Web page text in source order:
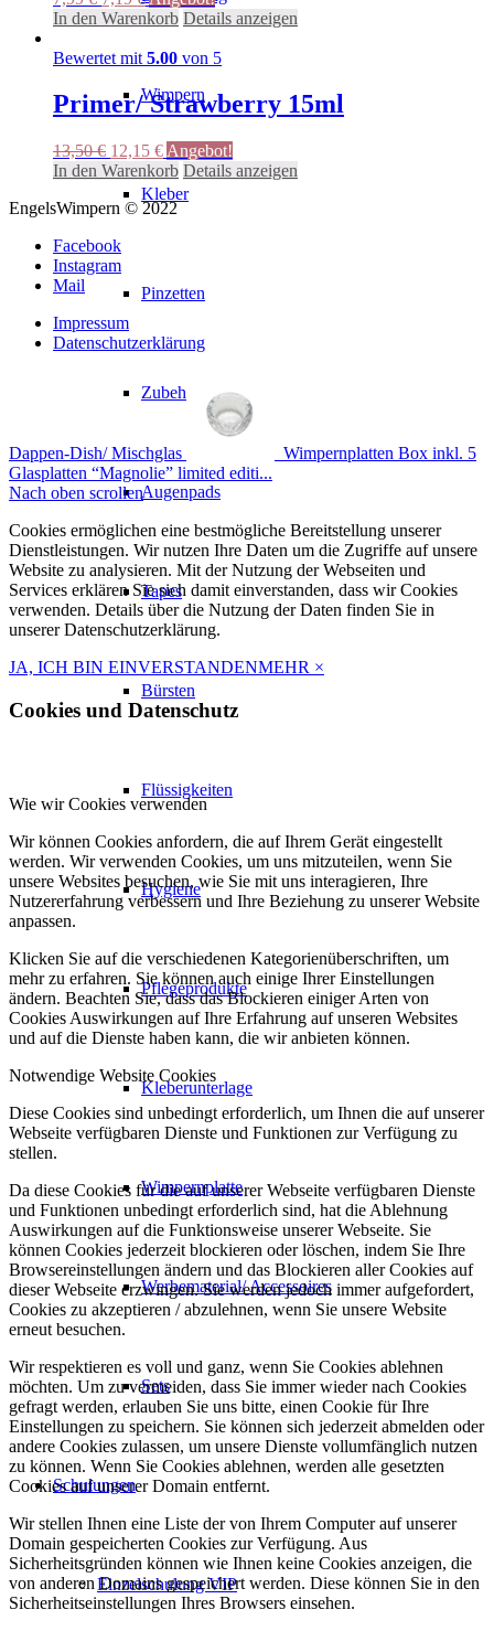
Wimpern
Kleber
Pinzetten
Zubehör
Augenpads
Tapes
Bürsten
Flüssigkeiten
Hygiene
Pflegeprodukte
Kleberunterlage
Wimpernplatte
Werbematerial/ Accessoires
Sets
Schulungen
Einzelschulung VIP
können
auf
der
Produktseite
gewählt
werden
Preis
7,99 €
Preis
7,19 €.
In den Warenkorb Details anzeigen
Bewertet mit 5.00 von 5
Primer/ Strawberry 15ml
13,50€ Ursprünglicher
Preis
war:
13,50 €
12,15 €Aktueller
Preis
ist:
12,15 €.
Angebot!
In den Warenkorb Details anzeigen
EngelsWimpern © 2022
Facebook
Instagram
Mail
Impressum
Datenschutzerklärung
Dappen-Dish/ Mischglas
Wimpernplatten Box inkl. 5
Glasplatten “Magnolie” limited editi...
Nach oben scrollen
Cookies ermöglichen eine bestmögliche Bereitstellung unserer
Dienstleistungen. Wir nutzen Ihre Daten um die Zugriffe auf unsere
Website zu analysieren. Mit der Nutzung der Webseiten und
Services erklären Sie sich damit einverstanden, dass wir Cookies
verwenden. Details über die Nutzung der Daten finden Sie in
unserer Datenschutzerklärung.
JA, ICH BIN EINVERSTANDENMEHR ×
Cookies und Datenschutz
Wie wir Cookies verwenden
Wir können Cookies anfordern, die auf Ihrem Gerät eingestellt
werden. Wir verwenden Cookies, um uns mitzuteilen, wenn Sie
unsere Websites besuchen, wie Sie mit uns interagieren, Ihre
Nutzererfahrung verbessern und Ihre Beziehung zu unserer Website
anpassen.
Klicken Sie auf die verschiedenen Kategorienüberschriften, um
mehr zu erfahren. Sie können auch einige Ihrer Einstellungen
ändern. Beachten Sie, dass das Blockieren einiger Arten von
Cookies Auswirkungen auf Ihre Erfahrung auf unseren Websites
und auf die Dienste haben kann, die wir anbieten können.
Notwendige Website Cookies
Diese Cookies sind unbedingt erforderlich, um Ihnen die auf unserer
Webseite verfügbaren Dienste und Funktionen zur Verfügung zu
stellen.
Da diese Cookies für die auf unserer Webseite verfügbaren Dienste
und Funktionen unbedingt erforderlich sind, hat die Ablehnung
Auswirkungen auf die Funktionsweise unserer Webseite. Sie
können Cookies jederzeit blockieren oder löschen, indem Sie Ihre
Browsereinstellungen ändern und das Blockieren aller Cookies auf
dieser Webseite erzwingen. Sie werden jedoch immer aufgefordert,
Cookies zu akzeptieren / abzulehnen, wenn Sie unsere Website
erneut besuchen.
Wir respektieren es voll und ganz, wenn Sie Cookies ablehnen
möchten. Um zu vermeiden, dass Sie immer wieder nach Cookies
gefragt werden, erlauben Sie uns bitte, einen Cookie für Ihre
Einstellungen zu speichern. Sie können sich jederzeit abmelden oder
andere Cookies zulassen, um unsere Dienste vollumfänglich nutzen
zu können. Wenn Sie Cookies ablehnen, werden alle gesetzten
Cookies auf unserer Domain entfernt.
Wir stellen Ihnen eine Liste der von Ihrem Computer auf unserer
Domain gespeicherten Cookies zur Verfügung. Aus
Sicherheitsgründen können wie Ihnen keine Cookies anzeigen, die
von anderen Domains gespeichert werden. Diese können Sie in den
Sicherheitseinstellungen Ihres Browsers einsehen.